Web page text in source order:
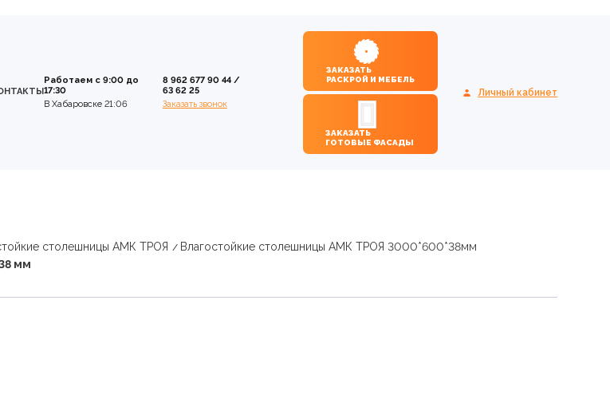
Работаем с 9:00 до
17:30
В Хабаровске 21:06
8 962 677 90 44/
63 62 25
Заказать звонок
ЗАКАЗАТЬ
РАСКРОЙ И МЕБЕЛЬ
ЗАКАЗАТЬ
ГОТОВЫЕ ФАСАДЫ
Личный кабинет
столешницы АМК ТРОЯ
Влагостойкие столешницы АМК ТРОЯ 3000*600*38мм
мм